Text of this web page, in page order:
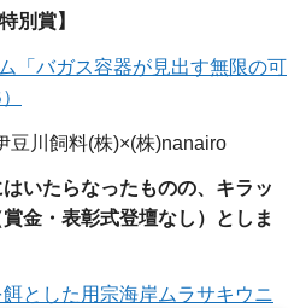
別賞】
「バガス容器が見出す無限の可
豆川飼料(株)×(株)nanairo
いたらなったものの、キラッ
金・表彰式登壇なし）としま
餌とした用宗海岸ムラサキウニ